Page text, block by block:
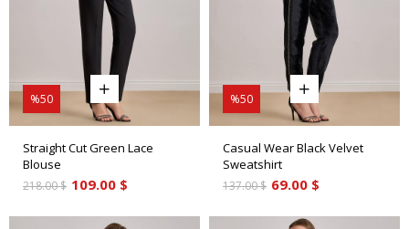
Straight Cut Green Lace
Blouse
109.00 $
218.00 $
%50
Casual Wear Black Velvet
Sweatshirt
69.00 $
137.00 $
%50